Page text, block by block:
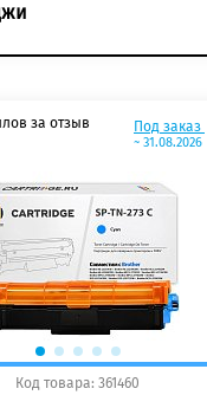
за отзыв Под заказ
~ 31.08.2026
Код товара: 361460